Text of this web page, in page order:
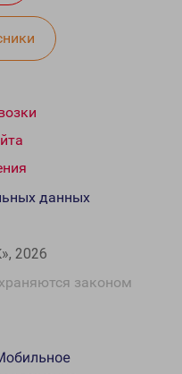
2026
законом
данных